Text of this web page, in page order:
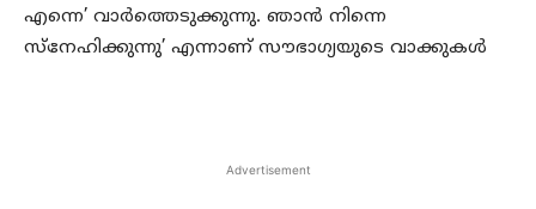
എന്നെ’ വാർത്തെടുക്കുന്നു. ഞാൻ നിന്നെ
സ്നേഹിക്കുന്നു’ എന്നാണ് സൗഭാഗ്യയുടെ വാക്കുകൾ
Advertisement